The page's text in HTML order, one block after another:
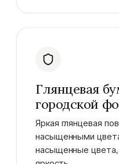
Глянцевая
городской
Яркая глянцевая
насыщенными
насыщенные цвета,